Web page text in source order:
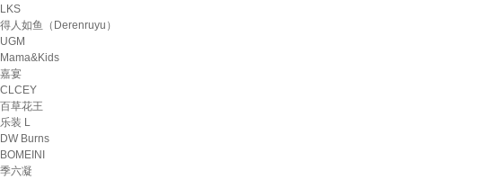
LKS
得人如鱼（Derenruyu）
UGM
Mama&Kids
嘉宴
CLCEY
百草花王
乐装 L
DW Burns
BOMEINI
季六凝